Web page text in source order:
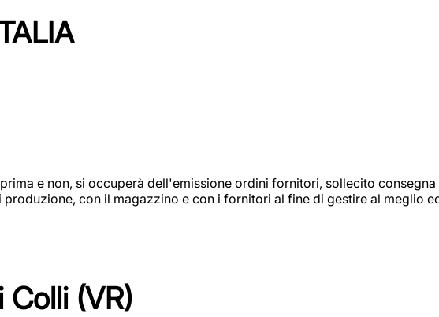
e non, si occuperà dell'emissione ordini fornitori, sollecito consegna
con il magazzino e con i fornitori al fine di gestire al meglio
(VR)